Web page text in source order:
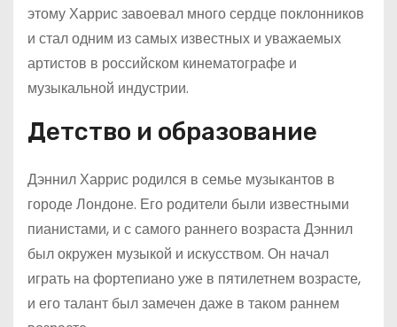
этому Харрис завоевал много сердце поклонников
и стал одним из самых известных и уважаемых
артистов в российском кинематографе и
музыкальной индустрии.
Детство и образование
Дэннил Харрис родился в семье музыкантов в
городе Лондоне. Его родители были известными
пианистами, и с самого раннего возраста Дэннил
был окружен музыкой и искусством. Он начал
играть на фортепиано уже в пятилетнем возрасте,
и его талант был замечен даже в таком раннем